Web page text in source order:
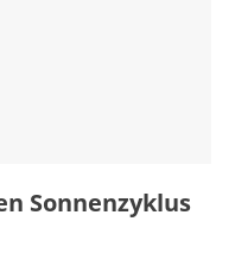
Sonnenzyklus